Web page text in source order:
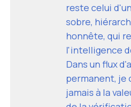
reste celui
sobre,
honnête, qui
l'intelligence
Dans un flux
permanent, je
jamais à la